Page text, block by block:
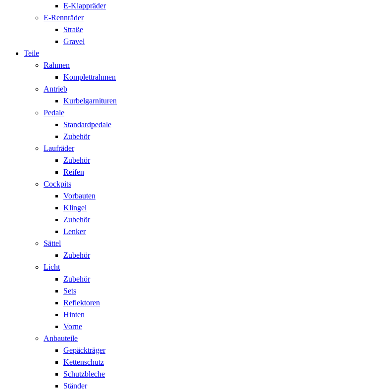
E-Klappräder
E-Rennräder
Straße
Gravel
Teile
Rahmen
Komplettrahmen
Antrieb
Kurbelgarnituren
Pedale
Standardpedale
Zubehör
Laufräder
Zubehör
Reifen
Cockpits
Vorbauten
Klingel
Zubehör
Lenker
Sättel
Zubehör
Licht
Zubehör
Sets
Reflektoren
Hinten
Vorne
Anbauteile
Gepäckträger
Kettenschutz
Schutzbleche
Ständer